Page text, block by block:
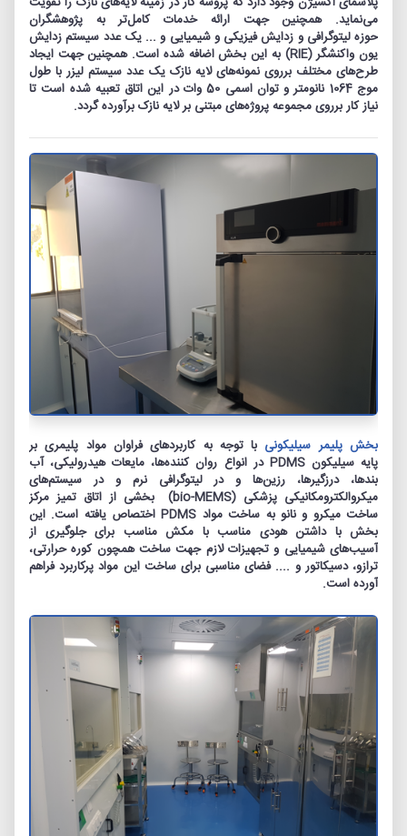
می‏‌نماید. هم‏چنین جهت ارائه‏ خدمات کامل‌‏تر به پژوهشگران
حوزه‏ لیتوگرافی و زدایش فیزیکی و شیمیایی و ... یک عدد سیستم زدایش
یون واکنشگر (RIE) به این بخش اضافه شده است. هم‏چنین جهت ایجاد
طرح‌‏های مختلف برروی نمونه‌های لایه نازک یک عدد سیستم لیزر با طول
موج 1064 نانومتر و توان اسمی 50 وات در این اتاق تعبیه شده است تا
نیاز کار برروی مجموعه پروژه‏‌های مبتنی بر لایه نازک برآورده گردد.
بخش پلیمر سیلیکونی با توجه به کاربردهای فراوان مواد پلیمری بر
پایه‏ سیلیکون PDMS در انواع روان کننده‌ها، مایعات هیدرولیکی‏، آب
بندها، درزگیرها، رزین‏‌ها و در لیتوگرافی نرم و در سیستم‌های
میکروالکترومکانیکی پزشکی (bio-MEMS) بخشی از اتاق تمیز مرکز
ساخت میکرو و نانو به ساخت مواد PDMS اختصاص یافته است. این
بخش با داشتن هودی مناسب با مکش مناسب برای جلوگیری از
آسیب‌های شیمیایی و تجهیزات لازم جهت ساخت همچون کوره‏ حرارتی،
ترازو، دسیکاتور و .... فضای مناسبی برای ساخت این مواد پرکاربرد فراهم
آورده است.